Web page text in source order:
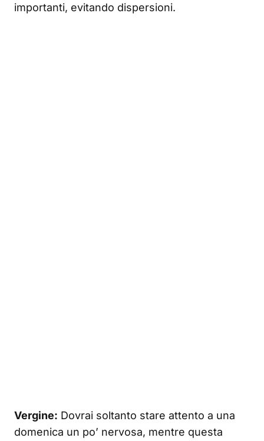
importanti, evitando dispersioni.
Vergine: Dovrai soltanto stare attento a una
domenica un po’ nervosa, mentre questa